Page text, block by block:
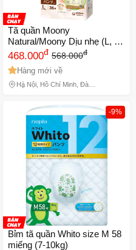
Tã quần Moony
Natural/Moony Dịu nhẹ (L, 36
miếng) (giao bao bì ngẫu
nhiên)
468.000đ 568.000đ
Hàng mới về
Hà Nội, Hồ Chí Minh, Đà
-9%
Bỉm tã quần Whito size M 58
miếng (7-10kg)